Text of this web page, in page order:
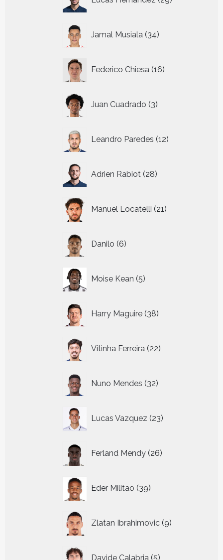
producten
Jamal Musiala 34
producten
Federico Chiesa 16
producten
Juan Cuadrado 3
producten
Leandro Paredes 12
producten
Adrien Rabiot 28
producten
Manuel Locatelli 21
producten
Danilo 6
producten
Moise Kean 5
producten
Harry Maguire 38
producten
Vitinha Ferreira 22
producten
Nuno Mendes 32
producten
Lucas Vazquez 23
producten
Ferland Mendy 26
producten
Eder Militao 39
producten
Zlatan Ibrahimovic 9
producten
Davide Calabria 5